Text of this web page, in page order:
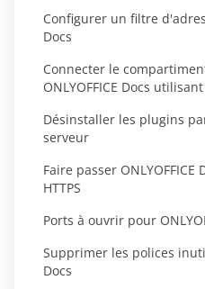
Configurer un filtre
Docs
Connecter le
ONLYOFFICE Docs
Désinstaller les plugins
serveur
Faire passer
HTTPS
Ports à ouvrir pour
Supprimer les polices
Docs